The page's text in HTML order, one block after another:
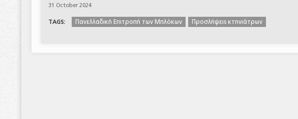
31 October 2024
TAGS: Πανελλαδική Επιτροπή των Μπλόκων Προσλήψεις κτηνιάτρων